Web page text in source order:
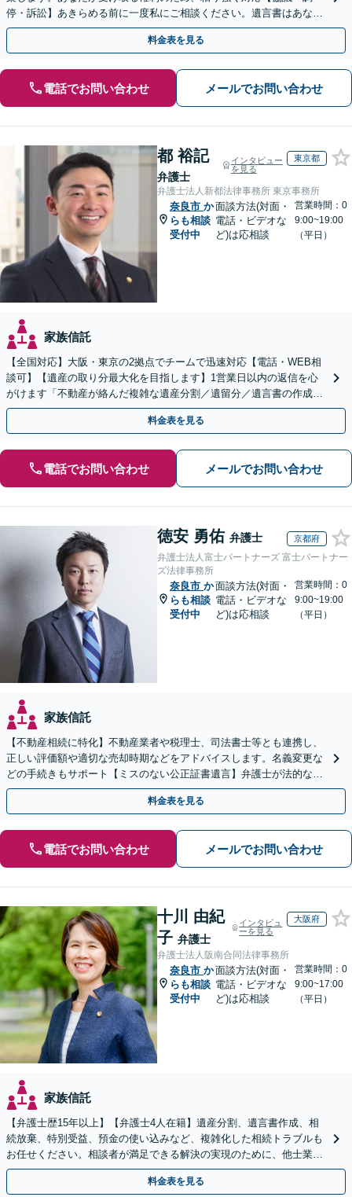
停・訴訟】あきらめる前に一度私にご相談ください。遺言書はあなた
の意志を反映し、トラブル予防のための内容を作成。
料金表を見る
電話でお問い合わせ メールでお問い合わせ
都 裕記
弁護士
インタビュー
を見る
東京都
弁護士法人新都法律事務所 東京事務所
奈良市 か
らも相談
受付中
面談方法(対面・
電話・ビデオな
ど)は応相談
営業時間：0
9:00~19:00
（平日）
家族信託
【全国対応】大阪・東京の2拠点でチームで迅速対応【電話・WEB相
談可】【遺産の取り分最大化を目指します】1営業日以内の返信を心
がけます「不動産が絡んだ複雑な遺産分割／遺留分／遺言書の作成・
執行／事業承継など、お任せください」【休日相談あり】
料金表を見る
電話でお問い合わせ メールでお問い合わせ
徳安 勇佑 弁護士 京都府
弁護士法人富士パートナーズ 富士パートナー
ズ法律事務所
奈良市 か
らも相談
受付中
面談方法(対面・
電話・ビデオな
ど)は応相談
営業時間：0
9:00~19:00
（平日）
家族信託
【不動産相続に特化】不動産業者や税理士、司法書士等とも連携し、
正しい評価額や適切な売却時期などをアドバイスします。名義変更な
どの手続きもサポート【ミスのない公正証書遺言】弁護士が法的な観
点から遺言書を作成します。
料金表を見る
電話でお問い合わせ メールでお問い合わせ
十川 由紀
子 弁護士
インタビュ
ーを見る
大阪府
弁護士法人阪南合同法律事務所
奈良市 か
らも相談
受付中
面談方法(対面・
電話・ビデオな
ど)は応相談
営業時間：0
9:00~17:00
（平日）
家族信託
【弁護士歴15年以上】【弁護士4人在籍】遺産分割、遺言書作成、相
続放棄、特別受益、預金の使い込みなど、複雑化した相続トラブルも
お任せください。相談者が満足できる解決の実現のために、他士業と
連携し最善を尽くします【完全個室】
料金表を見る